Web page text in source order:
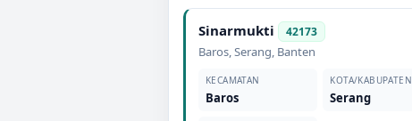
Sinarmukti 42173
Baros,Serang, Banten
KECAMATAN
Baros
KOTA/KABUPATEN
Serang